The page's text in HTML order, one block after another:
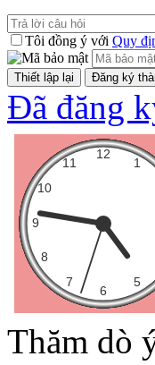
Tôi đồng ý với Quy
Đã đăng
Thăm dò